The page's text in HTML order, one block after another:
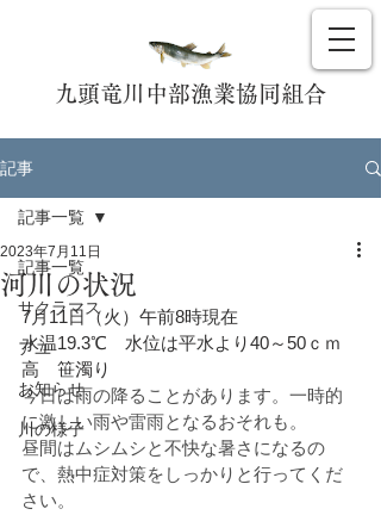
九頭竜川中部漁業協同組合
記事
記事一覧
サクラマス
アユ
お知らせ
川の様子
記事一覧
河川の状況
2023年7月11日
7月11日（火）午前8時現在
水温19.3℃　水位は平水より40～50ｃｍ
高　笹濁り
今日は雨の降ることがあります。一時的
に激しい雨や雷雨となるおそれも。
昼間はムシムシと不快な暑さになるの
で、熱中症対策をしっかりと行ってくだ
さい。